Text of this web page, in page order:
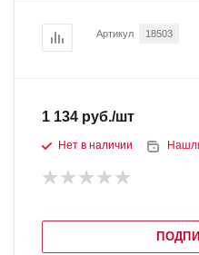
Артикул 18503
1 134 руб./шт
Нет в наличии